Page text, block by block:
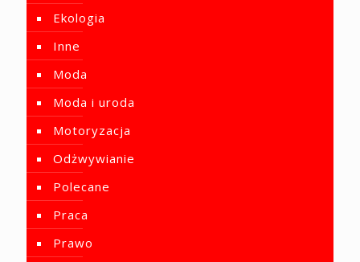
Ekologia
Inne
Moda
Moda i uroda
Motoryzacja
Odżwywianie
Polecane
Praca
Prawo